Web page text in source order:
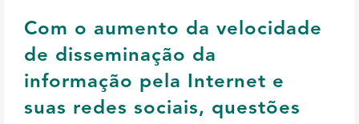
Com o aumento da velocidade
de disseminação da
informação pela Internet e
suas redes sociais, questões